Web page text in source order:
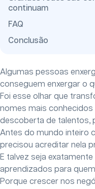
continuam
FAQ
Conclusão
Algumas pessoas
conseguem enxergar o
Foi esse olhar que
nomes mais
descoberta de talentos,
Antes do mundo inteiro
precisou acreditar nela
E talvez seja
aprendizados para
Porque crescer nos